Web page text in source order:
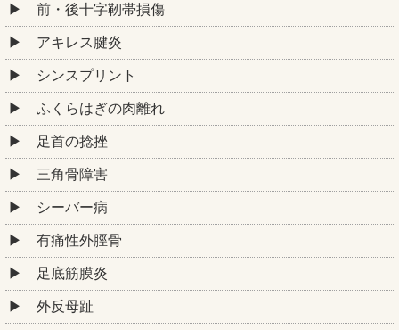
前・後十字靭帯損傷
アキレス腱炎
シンスプリント
ふくらはぎの肉離れ
足首の捻挫
三角骨障害
シーバー病
有痛性外脛骨
足底筋膜炎
外反母趾